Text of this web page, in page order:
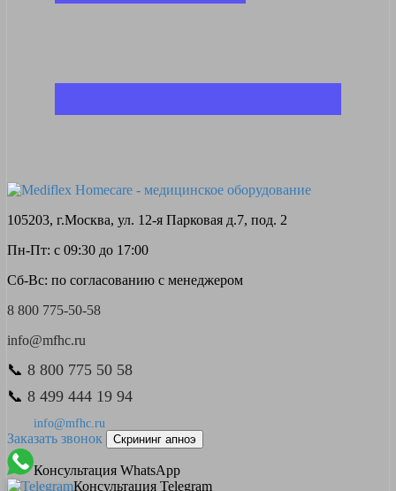
105203, г.Москва, ул. 12-я Парковая д.7, под. 2
Пн-Пт: с 09:30 до 17:00
Сб-Вс: по согласованию с менеджером
8 800 775-50-58
info@mfhc.ru
📞 8 800 775 50 58
📞 8 499 444 19 94
info@mfhc.ru
Заказать звонок Скрининг апноэ
Консультация WhatsApp
Консультация Telegram